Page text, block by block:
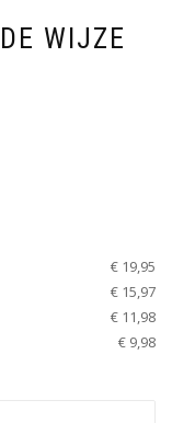
WIJZE
€ 19,95
€ 15,97
€ 11,98
€ 9,98